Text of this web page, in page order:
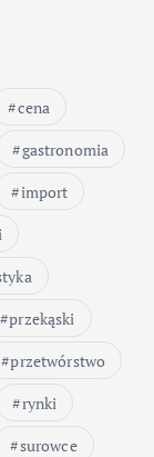
cena
gastronomia
import
przekąski
przetwórstwo
rynki
surowce